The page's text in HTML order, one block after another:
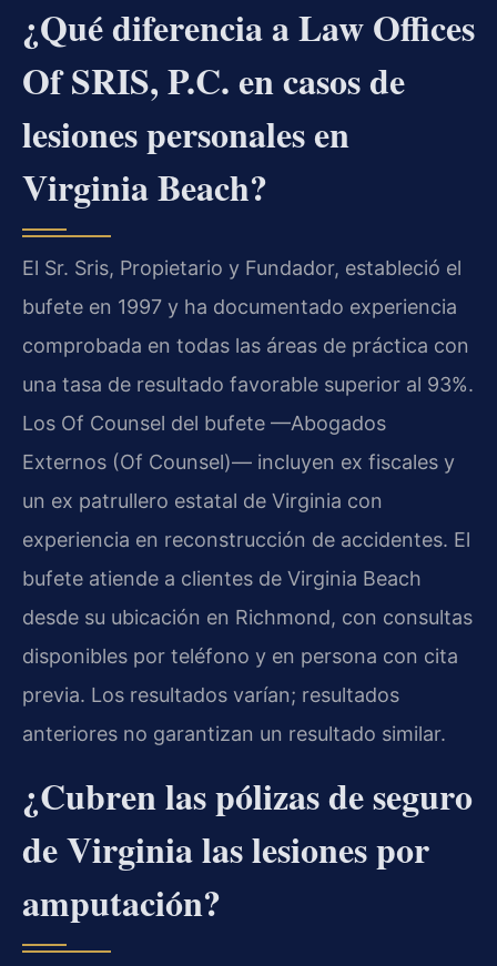
¿Qué diferencia a Law Offices
Of SRIS, P.C. en casos de
lesiones personales en
Virginia Beach?
El Sr. Sris, Propietario y Fundador, estableció el
bufete en 1997 y ha documentado experiencia
comprobada en todas las áreas de práctica con
una tasa de resultado favorable superior al 93%.
Los Of Counsel del bufete —Abogados
Externos (Of Counsel)— incluyen ex fiscales y
un ex patrullero estatal de Virginia con
experiencia en reconstrucción de accidentes. El
bufete atiende a clientes de Virginia Beach
desde su ubicación en Richmond, con consultas
disponibles por teléfono y en persona con cita
previa. Los resultados varían; resultados
anteriores no garantizan un resultado similar.
¿Cubren las pólizas de seguro
de Virginia las lesiones por
amputación?